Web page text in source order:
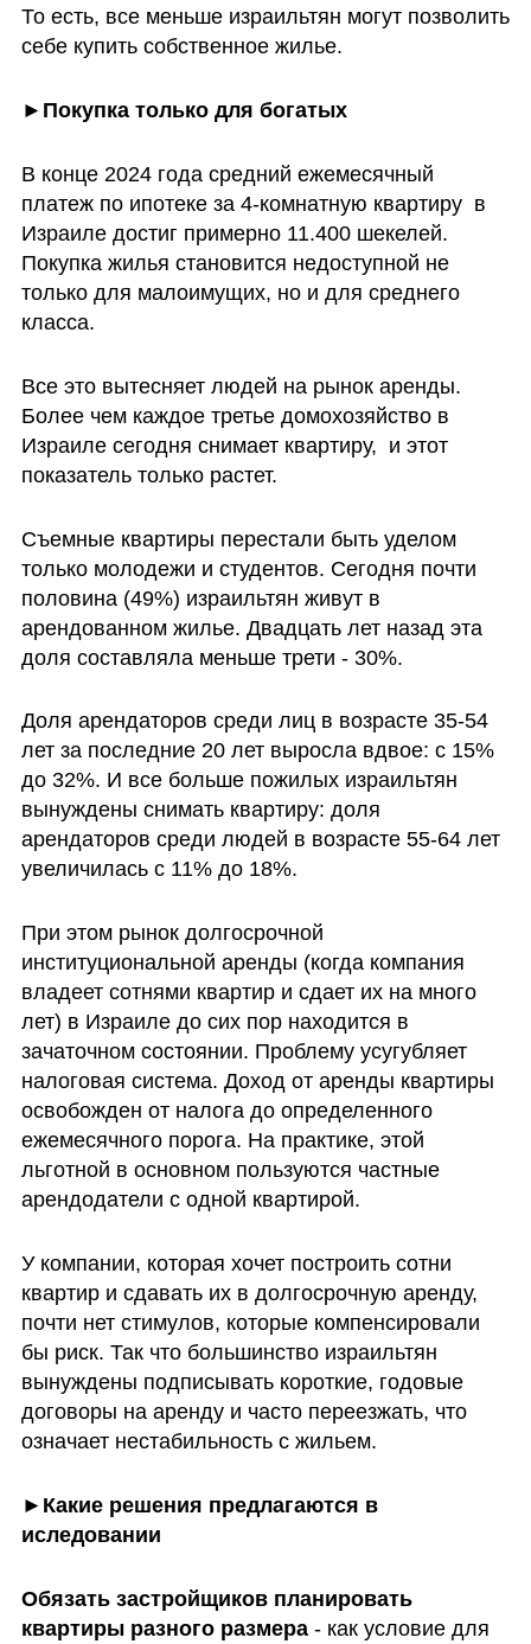
То есть, все меньше израильтян могут позволить
себе купить собственное жилье.
►Покупка только для богатых
В конце 2024 года средний ежемесячный
платеж по ипотеке за 4-комнатную квартиру  в
Израиле достиг примерно 11.400 шекелей.
Покупка жилья становится недоступной не
только для малоимущих, но и для среднего
класса.
Все это вытесняет людей на рынок аренды.
Более чем каждое третье домохозяйство в
Израиле сегодня снимает квартиру,  и этот
показатель только растет.
Съемные квартиры перестали быть уделом
только молодежи и студентов. Сегодня почти
половина (49%) израильтян живут в
арендованном жилье. Двадцать лет назад эта
доля составляла меньше трети - 30%.
Доля арендаторов среди лиц в возрасте 35-54
лет за последние 20 лет выросла вдвое: с 15%
до 32%. И все больше пожилых израильтян
вынуждены снимать квартиру: доля
арендаторов среди людей в возрасте 55-64 лет
увеличилась с 11% до 18%.
При этом рынок долгосрочной
институциональной аренды (когда компания
владеет сотнями квартир и сдает их на много
лет) в Израиле до сих пор находится в
зачаточном состоянии. Проблему усугубляет
налоговая система. Доход от аренды квартиры
освобожден от налога до определенного
ежемесячного порога. На практике, этой
льготной в основном пользуются частные
арендодатели с одной квартирой.
У компании, которая хочет построить сотни
квартир и сдавать их в долгосрочную аренду,
почти нет стимулов, которые компенсировали
бы риск. Так что большинство израильтян
вынуждены подписывать короткие, годовые
договоры на аренду и часто переезжать, что
означает нестабильность с жильем.
►Какие решения предлагаются в
иследовании
Обязать застройщиков планировать
квартиры разного размера - как условие для